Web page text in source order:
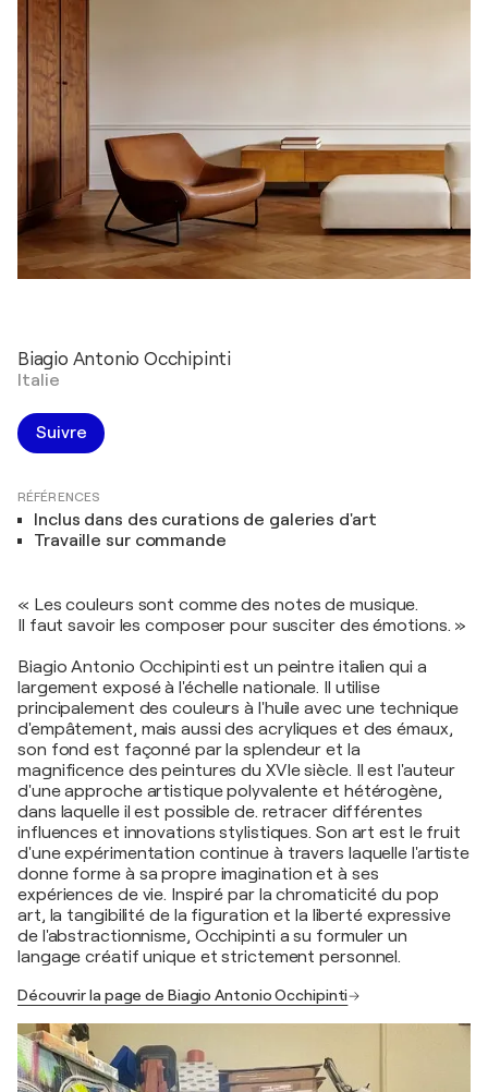
Biagio Antonio Occhipinti
Italie
Suivre
RÉFÉRENCES
Inclus dans des curations de galeries d'art
Travaille sur commande
« Les couleurs sont comme des notes de musique.
Il faut savoir les composer pour susciter des émotions. »
Biagio Antonio Occhipinti est un peintre italien qui a
largement exposé à l'échelle nationale. Il utilise
principalement des couleurs à l'huile avec une technique
d'empâtement, mais aussi des acryliques et des émaux,
son fond est façonné par la splendeur et la
magnificence des peintures du XVIe siècle. Il est l'auteur
d'une approche artistique polyvalente et hétérogène,
dans laquelle il est possible de. retracer différentes
influences et innovations stylistiques. Son art est le fruit
d'une expérimentation continue à travers laquelle l'artiste
donne forme à sa propre imagination et à ses
expériences de vie. Inspiré par la chromaticité du pop
art, la tangibilité de la figuration et la liberté expressive
de l'abstractionnisme, Occhipinti a su formuler un
langage créatif unique et strictement personnel.
Découvrir la page de Biagio Antonio Occhipinti